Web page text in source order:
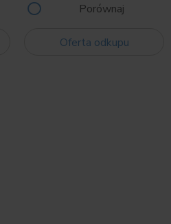
Porównaj
Oferta odkupu